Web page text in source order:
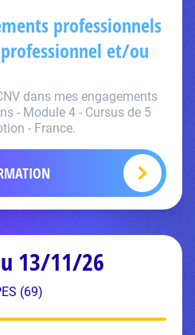
professionnels
et/ou
dans mes engagements
- Module 4 - Cursus de 5
- France.
13/11/26
(69)